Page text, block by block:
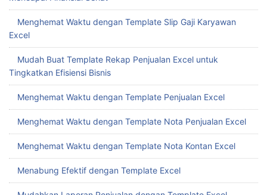
Menghemat Waktu dengan Template Penjualan Excel
Menghemat Waktu dengan Template Nota Kontan Excel
Menabung Efektif dengan Template Excel
Mudahkan Laporan Penjualan dengan Template Excel
Template Laporan Penjualan Excel Terbaik untuk
Mengoptimalkan Bisnis Anda